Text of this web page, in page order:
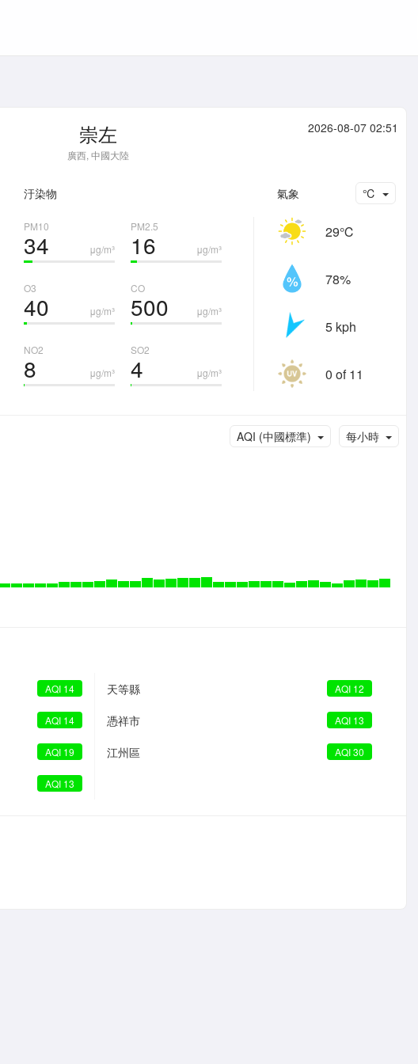
崇左
廣西, 中國大陸
2026-08-07 02:51
汙染物
PM10
μg/m³
34
PM2.5
μg/m³
16
O3
μg/m³
40
CO
μg/m³
500
NO2
μg/m³
8
SO2
μg/m³
4
氣象 ℃
29℃
78%
5 kph
0 of 11
每小時
AQI (中國標準)
AQI 14 天等縣 AQI 12
AQI 14 憑祥市 AQI 13
AQI 19 江州區 AQI 30
AQI 13